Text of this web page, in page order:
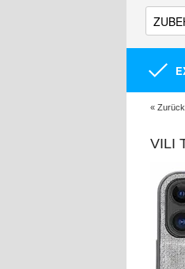
« Zurück
VILI